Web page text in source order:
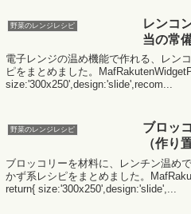
野菜のレンジレシピ
レンコ
当の常
電子レンジの温め機能で作れる、レン
ピをまとめました。
size:'300x250',design:'slide',recom...
野菜のレンジレシピ
ブロッ
（作り
ブロッコリーを材料に、レンチン温め
かず系レシピをまとめました。
return{ size:'300x250',design:'slide',...